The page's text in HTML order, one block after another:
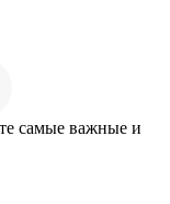
самые важные и